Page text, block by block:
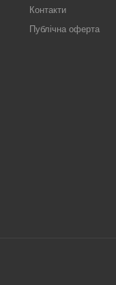
Контакти
Публічна оферта